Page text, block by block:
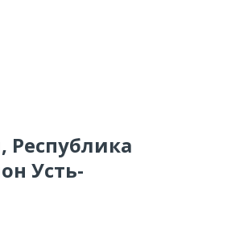
Республика
Усть-